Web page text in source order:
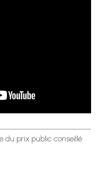
du prix public conseillé